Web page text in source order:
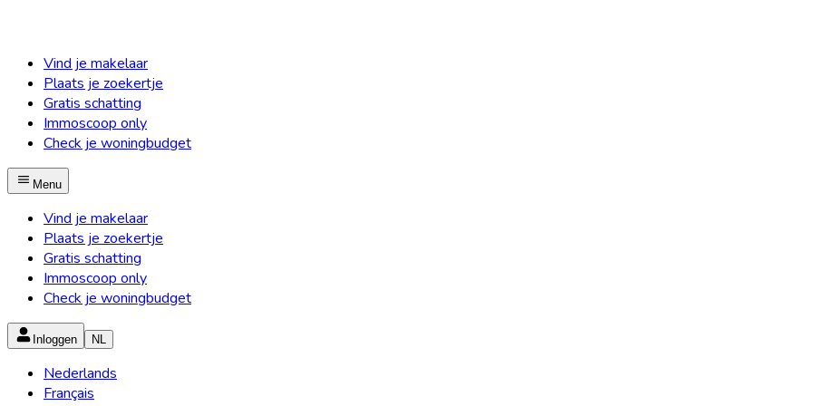
Vind je makelaar
Plaats je zoekertje
Gratis schatting
Immoscoop only
Check je woningbudget
Menu
Vind je makelaar
Plaats je zoekertje
Gratis schatting
Immoscoop only
Check je woningbudget
Inloggen NL
Nederlands
Français